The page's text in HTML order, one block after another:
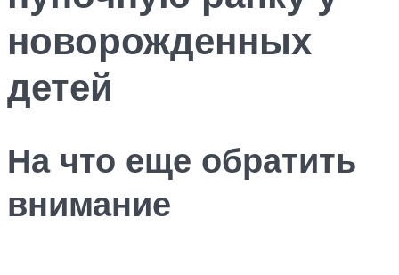
новорожденных
детей
На что еще обратить
внимание